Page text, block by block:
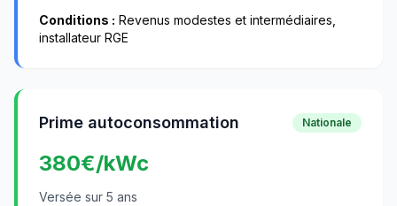
Conditions : Revenus modestes et intermédiaires,
installateur RGE
Prime autoconsommation Nationale
380€/kWc
Versée sur 5 ans